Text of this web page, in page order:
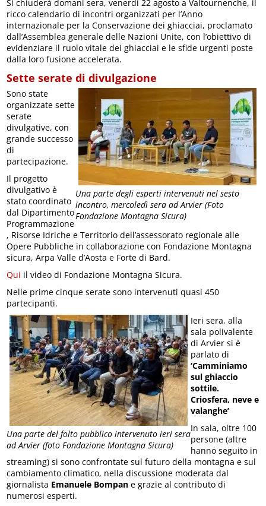
Si chiuderà domani sera, venerdì 22 agosto a Valtournenche, il
ricco calendario di incontri organizzati per l’Anno
internazionale per la Conservazione dei ghiacciai, proclamato
dall’Assemblea generale delle Nazioni Unite, con l’obiettivo di
evidenziare il ruolo vitale dei ghiacciai e le sfide urgenti poste
dalla loro fusione accelerata.
Sette serate di divulgazione
Una parte degli esperti intervenuti nel sesto
incontro, mercoledì sera ad Arvier (Foto
Fondazione Montagna Sicura)
Sono state
organizzate sette
serate
divulgative, con
grande successo
di
partecipazione.
Il progetto
divulgativo è
stato coordinato
dal Dipartimento
Programmazione
, Risorse Idriche e Territorio dell’assessorato regionale alle
Opere Pubbliche in collaborazione con Fondazione Montagna
sicura, Arpa Valle d’Aosta e Forte di Bard.
Qui il video di Fondazione Montagna Sicura.
Nelle prime cinque serate sono intervenuti quasi 450
partecipanti.
Una parte del folto pubblico intervenuto ieri sera
ad Arvier (foto Fondazione Montagna Sicura)
Ieri sera, alla
sala polivalente
di Arvier si è
parlato di
‘Camminiamo
sul ghiaccio
sottile.
Criosfera, neve e
valanghe’
In sala, oltre 100
persone (altre
hanno seguito in
streaming) si sono confrontate sul futuro della montagna e sul
cambiamento climatico, nella discussione moderata dal
giornalista Emanuele Bompan e grazie al contributo di
numerosi esperti.